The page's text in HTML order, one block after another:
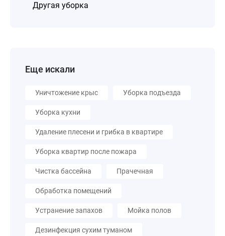
Другая уборка
Еще искали
Уничтожение крыс Уборка подъезда
Уборка кухни
Удаление плесени и грибка в квартире
Уборка квартир после пожара
Чистка бассейна Прачечная
Обработка помещений
Устранение запахов Мойка полов
Дезинфекция сухим туманом